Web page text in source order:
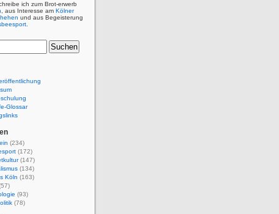
ich zum Brot-erwerb
, aus Interesse am Kölner
und aus Begeisterung
Glossar
(234)
(172)
(147)
(134)
Köln (163)
(93)
(78)